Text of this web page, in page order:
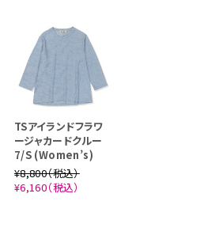
TSアイランドフラワ
ージャカードクルー
7/S (Women’s)
¥8,800（税込）
¥6,160（税込）